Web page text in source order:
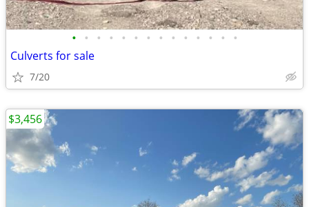
• • • • • • • • • • • • • •
Culverts for sale
7/20
$3,456